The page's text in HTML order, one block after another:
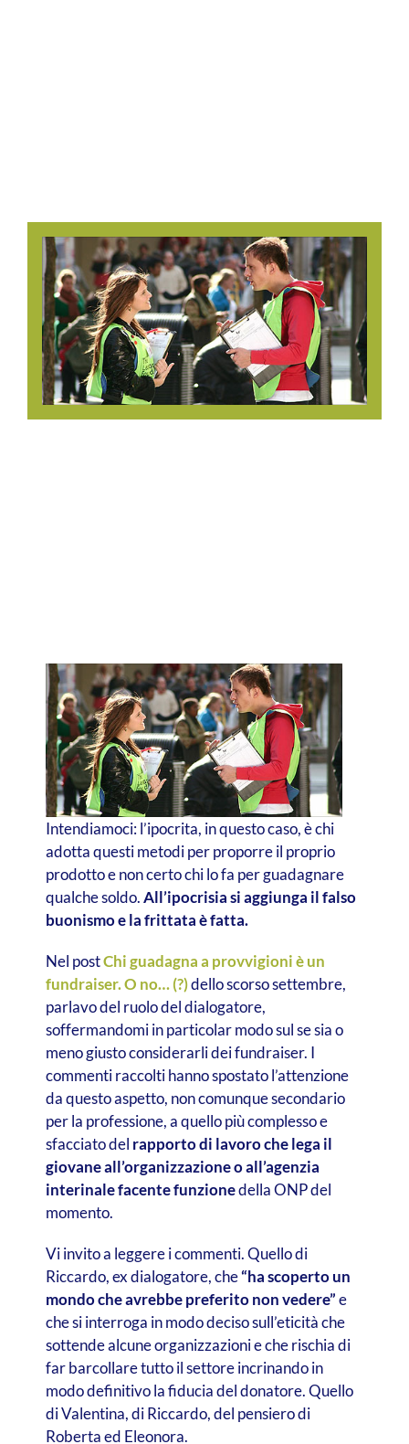
Intendiamoci: l’ipocrita, in questo caso, è chi
adotta questi metodi per proporre il proprio
prodotto e non certo chi lo fa per guadagnare
qualche soldo.All’ipocrisia si aggiunga il falso
buonismo e la frittata è fatta.
Nel postChi guadagna a provvigioni è un
fundraiser. O no… (?)dello scorso settembre,
parlavo del ruolo del dialogatore,
soffermandomi in particolar modo sul se sia o
meno giusto considerarli dei fundraiser. I
commenti raccolti hanno spostato l’attenzione
da questo aspetto, non comunque secondario
per la professione, a quello più complesso e
sfacciato del rapporto di lavoro che lega il
giovane all’organizzazione o all’agenzia
interinale facente funzionedella ONP del
momento.
Vi invito a leggere i commenti. Quello di
Riccardo, ex dialogatore, che“ha scoperto un
mondo che avrebbe preferito non vedere”e
che si interroga in modo deciso sull’eticità che
sottende alcune organizzazioni e che rischia di
far barcollare tutto il settore incrinando in
modo definitivo la fiducia del donatore. Quello
di Valentina, di Riccardo, del pensiero di
Roberta ed Eleonora.